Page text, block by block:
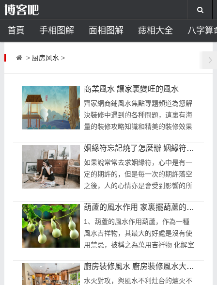
首頁 手相图解 面相图解 痣相大全 八字算
风水开运 助运饰品
> 厨房风水 >
商業風水 讓家裏變旺的風水
齊家網商鋪風水焦點專題頻道為您解
決裝修中遇到的各種問題，這裏有海
量的裝修攻略知識和精美的裝修效果
片就上齊。 將陰陽理論應用到商業風
水...
姻緣符忘記燒了怎麼辦 姻緣符不用了可以扔掉嗎
如果說常常去求姻緣符，心中是有一
定的期許的，但是每一次的期許落空
之後，人的心情亦是會受到影響的所
候，還；這些符一般有姻緣符脫單符
平安...
葫蘆的風水作用 家裏擺葫蘆的危害
1、葫蘆的風水作用葫蘆，作為一種
風水吉祥物，其最大的好處是沒有使
用禁忌，被稱之為萬用吉祥物 化解室
入住率；因此，擺放風水用品葫蘆需
要...
廚房裝修風水 廚房裝修風水大忌大全
水火對攻，與風水不利灶台的爐火不